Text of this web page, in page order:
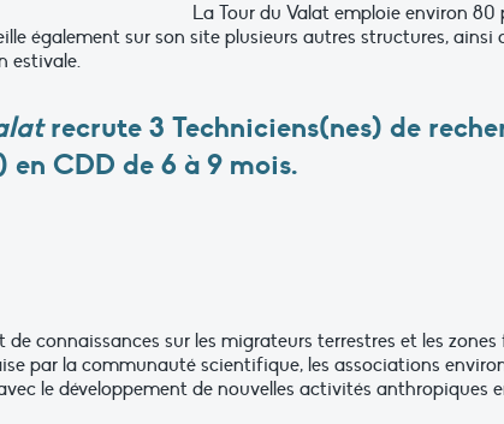
La Tour du Valat emploie environ
également sur son site plusieurs autres structures,
estivale.
recrute 3 Techniciens(nes) de
en CDD de 6 à 9 mois.
connaissances sur les migrateurs terrestres et les
par la communauté scientifique, les associations
le développement de nouvelles activités anthropiques